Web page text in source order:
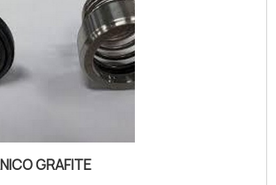
para
SOBRE A
DE PRESERVAÇÃO E
processo é, na
uma forma de garantir que
GRAFITE